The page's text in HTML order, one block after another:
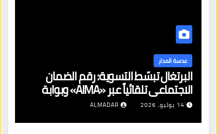
عدسة المدار
البرتغال تبسّط التسوية: رقم الضمان
الاجتماعي تلقائياً عبر «AIMA» وبوابة
جديدة لتجديد الإقامات
14 يوليو، 2026 ALMADAR